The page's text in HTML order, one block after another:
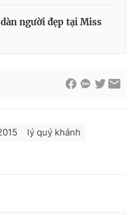
nếu không có sự chấp
người đẹp tại Miss
lý quý khánh